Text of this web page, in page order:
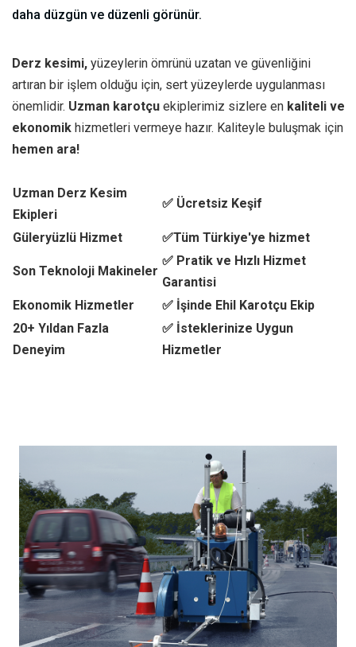
daha düzgün ve düzenli görünür.
Derz kesimi, yüzeylerin ömrünü uzatan ve güvenliğini
artıran bir işlem olduğu için, sert yüzeylerde uygulanması
önemlidir. Uzman karotçu ekiplerimiz sizlere en kaliteli ve
ekonomik hizmetleri vermeye hazır. Kaliteyle buluşmak için
hemen ara!
Uzman Derz Kesim
Ekipleri
✅ Ücretsiz Keşif
Güleryüzlü Hizmet ✅Tüm Türkiye'ye hizmet
Son Teknoloji Makineler
✅ Pratik ve Hızlı Hizmet
Garantisi
Ekonomik Hizmetler
✅ İşinde Ehil Karotçu Ekip
20+ Yıldan Fazla
Deneyim
✅ İsteklerinize Uygun
Hizmetler